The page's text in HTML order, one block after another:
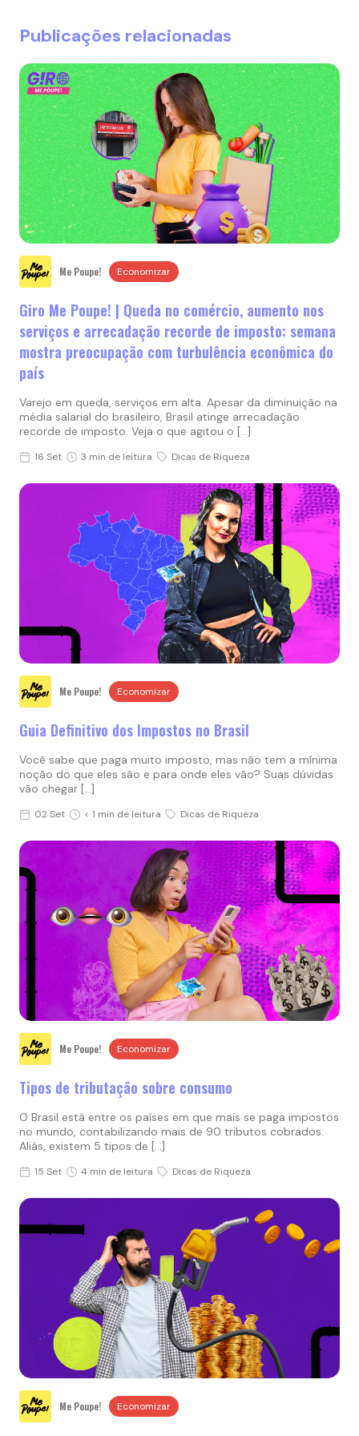
Publicações relacionadas
Me Poupe! Economizar
Giro Me Poupe! | Queda no comércio, aumento nos
serviços e arrecadação recorde de imposto: semana
mostra preocupação com turbulência econômica do
país
Varejo em queda, serviços em alta. Apesar da diminuição na
média salarial do brasileiro, Brasil atinge arrecadação
recorde de imposto. Veja o que agitou o […]
16 Set 3 min de leitura Dicas de Riqueza
Me Poupe! Economizar
Guia Definitivo dos Impostos no Brasil
Você sabe que paga muito imposto, mas não tem a mínima
noção do que eles são e para onde eles vão? Suas dúvidas
vão chegar […]
02 Set < 1 min de leitura Dicas de Riqueza
Me Poupe! Economizar
Tipos de tributação sobre consumo
O Brasil está entre os países em que mais se paga impostos
no mundo, contabilizando mais de 90 tributos cobrados.
Aliás, existem 5 tipos de […]
15 Set 4 min de leitura Dicas de Riqueza
Me Poupe! Economizar